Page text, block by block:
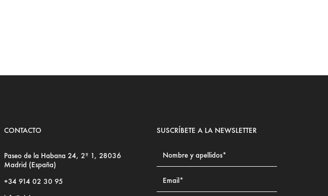
CONTACTO
Paseo de la Habana 24, 2º 1, 28036
Madrid (España)
+34 914 02 30 95
SUSCRÍBETE A LA NEWSLETTER